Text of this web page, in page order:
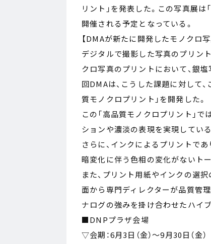
リント」を発表した。この写真展は
開催される予定となっている。
【DMAが新たに開発したモノクロ
デジタルで撮影した写真のプリン
クロ写真のプリントにおいて、銀
回DMAは、こうした課題に対して
質モノクロプリント」を開発した。
この「高品質モノクロプリント」
ションや濃淡の表現を実現している
さらに、インクによるプリントで
暗変化に伴う色相の変化がないト
また、プリント用紙やインクの選
面から専門ディレクターが品質管
ナログの強みを掛け合わせたハイ
■DNPプラザ会場
▽会期：6月3日（金）～9月30日（金）